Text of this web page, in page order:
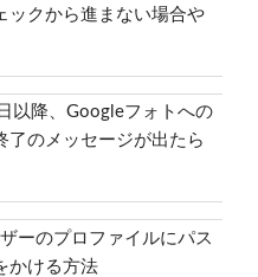
ックから進まない場合や
以降、Googleフォトへの
了のメッセージが出たら
ーのプロファイルにパス
かける方法